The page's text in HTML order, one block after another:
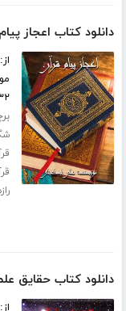
دانلود کتاب اعجاز
از:
۳۲
دانلود کتاب حقایق
از: